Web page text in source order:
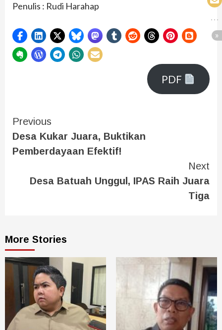
Penulis : Rudi Harahap
PDF
Previous
Desa Kukar Juara, Buktikan
Pemberdayaan Efektif!
Next
Desa Batuah Unggul, IPAS Raih Juara
Tiga
More Stories